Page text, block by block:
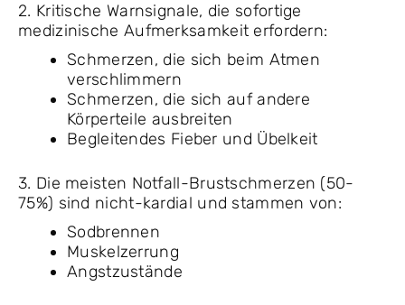
2. Kritische Warnsignale, die sofortige
medizinische Aufmerksamkeit erfordern:
Schmerzen, die sich beim Atmen
verschlimmern
Schmerzen, die sich auf andere
Körperteile ausbreiten
Begleitendes Fieber und Übelkeit
3. Die meisten Notfall-Brustschmerzen (50-
75%) sind nicht-kardial und stammen von:
Sodbrennen
Muskelzerrung
Angstzustände